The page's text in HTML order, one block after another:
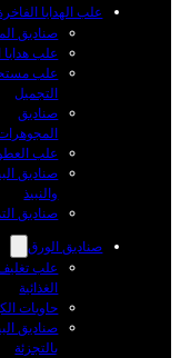
علب الهدايا الفاخرة
صناديق الملابس
علب هدايا الحلوى
علب مستحضرات
التجميل
صناديق
المجوهرات
علب العطور
صناديق البيرة
صناديق التمور
صناديق الورق
علب تغليف المواد
حاويات الكيك
صناديق البيع
بالتجزئة